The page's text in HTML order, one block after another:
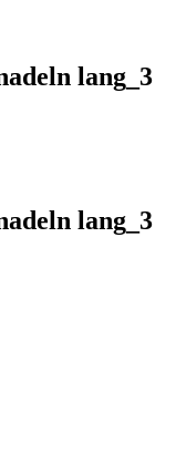
lang_3
lang_3